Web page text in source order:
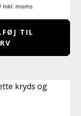
Inkl. moms
TIL